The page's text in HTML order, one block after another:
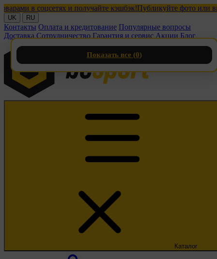
в соцсетях и получайте кэшбэк!Публикуйте фото или видео
UK RU
Контакты Оплата и кредитование Популярные вопросы
Доставка Сотрудничество Гарантия и сервис Акции Блог
Каталог
Показать все (0)